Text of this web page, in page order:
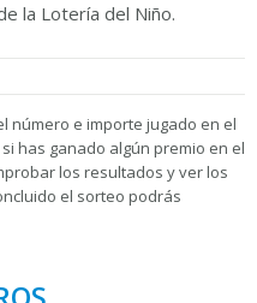
la Lotería del Niño.
número e importe jugado en el
has ganado algún premio en el
los resultados y ver los
el sorteo podrás